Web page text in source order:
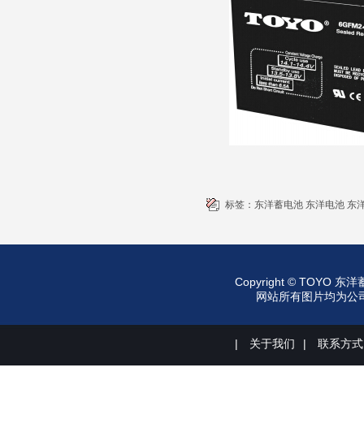
标签： 东洋蓄电池 东洋电池 东
| 关于我们 | 联系方式
Copyright © TOYO 东洋
网站所有图片均为公